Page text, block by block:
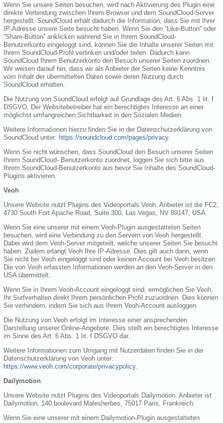
Wenn Sie unsere Seiten besuchen, wird nach Aktivierung des Plugin eine
direkte Verbindung zwischen Ihrem Browser und dem SoundCloud-Server
hergestellt. SoundCloud erhält dadurch die Information, dass Sie mit Ihrer
IP-Adresse unsere Seite besucht haben. Wenn Sie den “Like-Button” oder
“Share-Button” anklicken während Sie in Ihrem SoundCloud-
Benutzerkonto eingeloggt sind, können Sie die Inhalte unserer Seiten mit
Ihrem SoundCloud-Profil verlinken und/oder teilen. Dadurch kann
SoundCloud Ihrem Benutzerkonto den Besuch unserer Seiten zuordnen.
Wir weisen darauf hin, dass wir als Anbieter der Seiten keine Kenntnis
vom Inhalt der übermittelten Daten sowie deren Nutzung durch
SoundCloud erhalten.
Die Nutzung von SoundCloud erfolgt auf Grundlage des Art. 6 Abs. 1 lit. f
DSGVO. Der Websitebetreiber hat ein berechtigtes Interesse an einer
möglichst umfangreichen Sichtbarkeit in den Sozialen Medien.
Weitere Informationen hierzu finden Sie in der Datenschutzerklärung von
SoundCloud unter: https://soundcloud.com/pages/privacy.
Wenn Sie nicht wünschen, dass SoundCloud den Besuch unserer Seiten
Ihrem SoundCloud- Benutzerkonto zuordnet, loggen Sie sich bitte aus
Ihrem SoundCloud-Benutzerkonto aus bevor Sie Inhalte des SoundCloud-
Plugins aktivieren.
Veoh
Unsere Website nutzt Plugins des Videoportals Veoh. Anbieter ist die FC2,
4730 South Fort Apache Road, Suite 300, Las Vegas, NV 89147, USA.
Wenn Sie eine unserer mit einem Veoh-Plugin ausgestatteten Seiten
besuchen, wird eine Verbindung zu den Servern von Veoh hergestellt.
Dabei wird dem Veoh-Server mitgeteilt, welche unserer Seiten Sie besucht
haben. Zudem erlangt Veoh Ihre IP-Adresse. Dies gilt auch dann, wenn
Sie nicht bei Veoh eingeloggt sind oder keinen Account bei Veoh besitzen.
Die von Veoh erfassten Informationen werden an den Veoh-Server in den
USA übermittelt.
Wenn Sie in Ihrem Veoh-Account eingeloggt sind, ermöglichen Sie Veoh,
Ihr Surfverhalten direkt Ihrem persönlichen Profil zuzuordnen. Dies können
Sie verhindern, indem Sie sich aus Ihrem Veoh-Account ausloggen.
Die Nutzung von Veoh erfolgt im Interesse einer ansprechenden
Darstellung unserer Online-Angebote. Dies stellt ein berechtigtes Interesse
im Sinne des Art. 6 Abs. 1 lit. f DSGVO dar.
Weitere Informationen zum Umgang mit Nutzerdaten finden Sie in der
Datenschutzerklärung von Veoh unter:
https://www.veoh.com/corporate/privacypolicy.
Dailymotion
Unsere Website nutzt Plugins des Videoportals Dailymotion. Anbieter ist
Dailymotion, 140 boulevard Malesherbes, 75017 Paris, Frankreich.
Wenn Sie eine unserer mit einem Dailymotion-Plugin ausgestatteten